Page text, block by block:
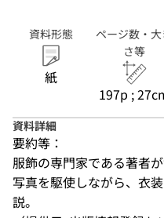
資料形態
紙
ページ数・大
さ等
197p ;
資料詳細
要約等：
服飾の専門家である著者
写真を駆使しながら、衣
説。